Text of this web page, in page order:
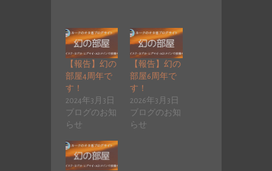
【報告】幻の
部屋4周年で
す！
2024年3月3日
ブログのお知
らせ
【報告】幻の
部屋6周年で
す！
2026年3月3日
ブログのお知
らせ